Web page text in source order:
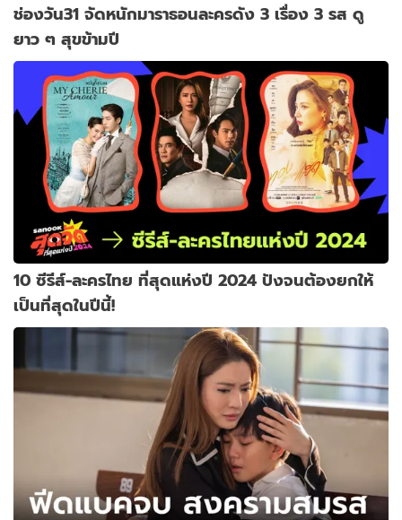
ช่องวัน31 จัดหนักมาราธอนละครดัง 3 เรื่อง 3 รส ดู
ยาว ๆ สุขข้ามปี
10 ซีรีส์-ละครไทย ที่สุดแห่งปี 2024 ปังจนต้องยกให้
เป็นที่สุดในปีนี้!